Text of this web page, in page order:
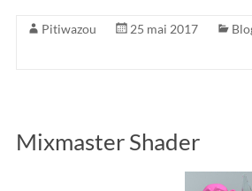
Pitiwazou 25 mai 2017
Mixmaster Shader